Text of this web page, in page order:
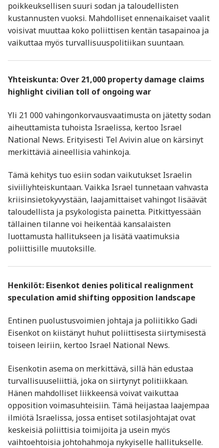
poikkeuksellisen suuri sodan ja taloudellisten
kustannusten vuoksi. Mahdolliset ennenaikaiset vaalit
voisivat muuttaa koko poliittisen kentän tasapainoa ja
vaikuttaa myös turvallisuuspolitiikan suuntaan.
Yhteiskunta: Over 21,000 property damage claims
highlight civilian toll of ongoing war
Yli 21 000 vahingonkorvausvaatimusta on jätetty sodan
aiheuttamista tuhoista Israelissa, kertoo Israel
National News. Erityisesti Tel Avivin alue on kärsinyt
merkittäviä aineellisia vahinkoja.
Tämä kehitys tuo esiin sodan vaikutukset Israelin
siviiliyhteiskuntaan. Vaikka Israel tunnetaan vahvasta
kriisinsietokyvystään, laajamittaiset vahingot lisäävät
taloudellista ja psykologista painetta. Pitkittyessään
tällainen tilanne voi heikentää kansalaisten
luottamusta hallitukseen ja lisätä vaatimuksia
poliittisille muutoksille.
Henkilöt: Eisenkot denies political realignment
speculation amid shifting opposition landscape
Entinen puolustusvoimien johtaja ja poliitikko Gadi
Eisenkot on kiistänyt huhut poliittisesta siirtymisestä
toiseen leiriin, kertoo Israel National News.
Eisenkotin asema on merkittävä, sillä hän edustaa
turvallisuuseliittiä, joka on siirtynyt politiikkaan.
Hänen mahdolliset liikkeensä voivat vaikuttaa
opposition voimasuhteisiin. Tämä heijastaa laajempaa
ilmiötä Israelissa, jossa entiset sotilasjohtajat ovat
keskeisiä poliittisia toimijoita ja usein myös
vaihtoehtoisia johtohahmoja nykyiselle hallitukselle.